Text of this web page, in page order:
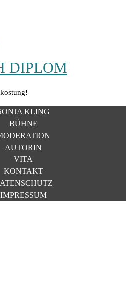
DIPLOM
KLING
BÜHNE
AUTORIN
VITA
KONTAKT
IMPRESSUM